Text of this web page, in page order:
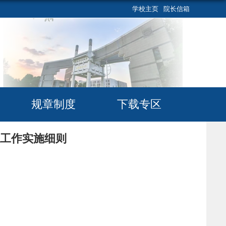
学校主页 院长信箱
规章制度 下载专区
作实施细则